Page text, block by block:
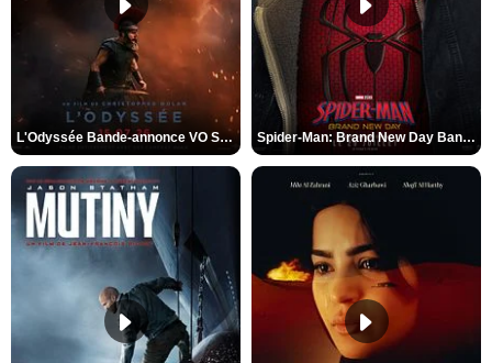
L'Odyssée Bande-annonce VO STFR Spider-Man: Brand New Day Bande-annonce VO STFR